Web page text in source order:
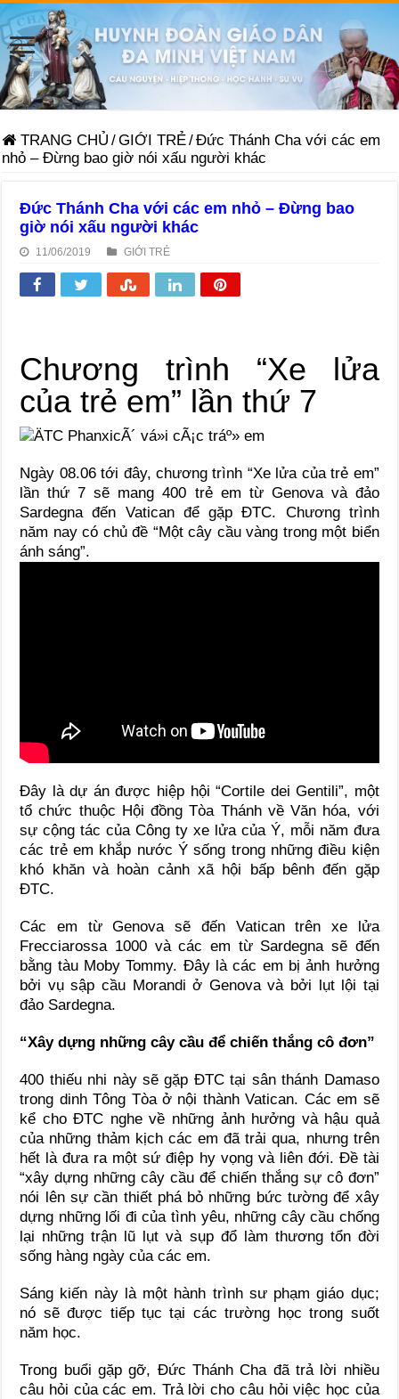
TRANG CHỦ /GIỚI TRẺ/Đức Thánh Cha với các em
nhỏ – Đừng bao giờ nói xấu người khác
Đức Thánh Cha với các em nhỏ – Đừng bao
giờ nói xấu người khác
11/06/2019 GIỚI TRẺ
Chương trình “Xe lửa
của trẻ em” lần thứ 7
Ngày 08.06 tới đây, chương trình “Xe lửa của trẻ em”
lần thứ 7 sẽ mang 400 trẻ em từ Genova và đảo
Sardegna đến Vatican để gặp ĐTC. Chương trình
năm nay có chủ đề “Một cây cầu vàng trong một biển
ánh sáng”.
Đây là dự án được hiệp hội “Cortile dei Gentili”, một
tổ chức thuộc Hội đồng Tòa Thánh về Văn hóa, với
sự cộng tác của Công ty xe lửa của Ý, mỗi năm đưa
các trẻ em khắp nước Ý sống trong những điều kiện
khó khăn và hoàn cảnh xã hội bấp bênh đến gặp
ĐTC.
Các em từ Genova sẽ đến Vatican trên xe lửa
Frecciarossa 1000 và các em từ Sardegna sẽ đến
bằng tàu Moby Tommy. Đây là các em bị ảnh hưởng
bởi vụ sập cầu Morandi ở Genova và bởi lụt lội tại
đảo Sardegna.
“Xây dựng những cây cầu để chiến thắng cô đơn”
400 thiếu nhi này sẽ gặp ĐTC tại sân thánh Damaso
trong dinh Tông Tòa ở nội thành Vatican. Các em sẽ
kể cho ĐTC nghe về những ảnh hưởng và hậu quả
của những thảm kịch các em đã trải qua, nhưng trên
hết là đưa ra một sứ điệp hy vọng và liên đới. Đề tài
“xây dựng những cây cầu để chiến thắng sự cô đơn”
nói lên sự cần thiết phá bỏ những bức tường để xây
dựng những lối đi của tình yêu, những cây cầu chống
lại những trận lũ lụt và sụp đổ làm thương tổn đời
sống hàng ngày của các em.
Sáng kiến này là một hành trình sư phạm giáo dục;
nó sẽ được tiếp tục tại các trường học trong suốt
năm học.
Trong buổi gặp gỡ, Đức Thánh Cha đã trả lời nhiều
câu hỏi của các em. Trả lời cho câu hỏi việc học của